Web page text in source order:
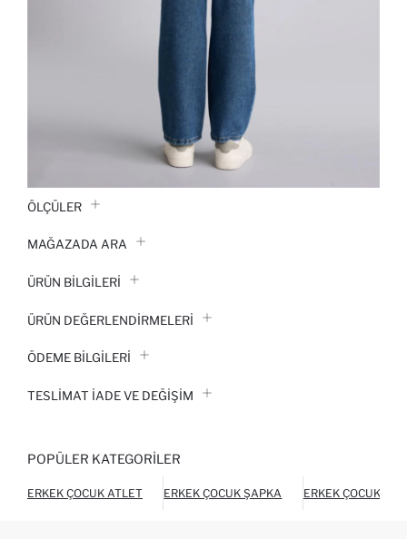
ÖLÇÜLER
MAĞAZADA ARA
ÜRÜN BILGILERI
ÜRÜN DEĞERLENDİRMELERİ
ÖDEME BİLGİLERİ
TESLIMAT İADE VE DEĞIŞIM
POPÜLER KATEGORILER
ERKEK ÇOCUK ATLET ERKEK ÇOCUK ŞAPKA ERKEK ÇOCUK